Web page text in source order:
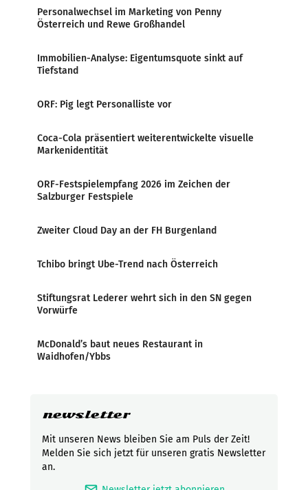
Personalwechsel im Marketing von Penny
Österreich und Rewe Großhandel
Immobilien-Analyse: Eigentumsquote sinkt auf
Tiefstand
ORF: Pig legt Personalliste vor
Coca-Cola präsentiert weiterentwickelte visuelle
Markenidentität
ORF-Festspielempfang 2026 im Zeichen der
Salzburger Festspiele
Zweiter Cloud Day an der FH Burgenland
Tchibo bringt Ube-Trend nach Österreich
Stiftungsrat Lederer wehrt sich in den SN gegen
Vorwürfe
McDonald’s baut neues Restaurant in
Waidhofen/Ybbs
newsletter
Mit unseren News bleiben Sie am Puls der Zeit!
Melden Sie sich jetzt für unseren gratis Newsletter
an.